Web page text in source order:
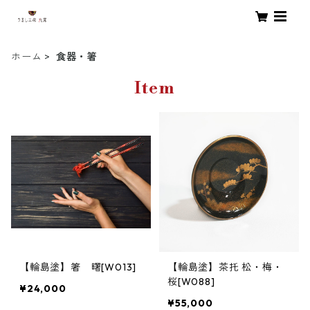
ホーム 食器・箸
Item
【輪島塗】箸 曙[W013]
¥24,000
【輪島塗】茶托 松・梅・
桜[W088]
¥55,000